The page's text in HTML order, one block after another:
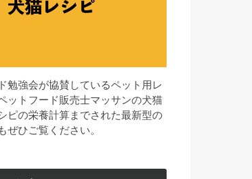
勉強会が協賛しているペット用レ
ットフード販売士マッサンの犬猫
ピの栄養計算までされた最新型の
ぜひご覧ください。